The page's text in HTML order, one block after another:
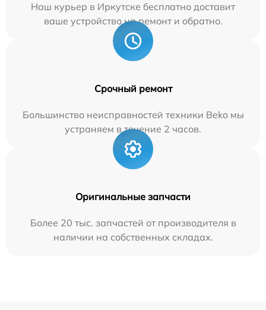
Наш курьер в Иркутске бесплатно доставит
ваше устройство на ремонт и обратно.
Срочный ремонт
Большинство неисправностей техники Beko мы
устраняем в течение 2 часов.
Оригинальные запчасти
Более 20 тыс. запчастей от производителя в
наличии на собственных складах.